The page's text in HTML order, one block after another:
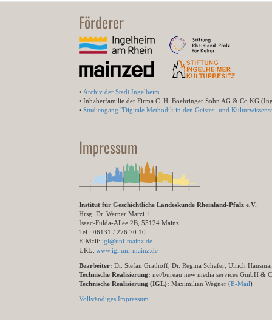
Förderer
• Archiv der Stadt Ingelheim
• Inhaberfamilie der Firma C. H. Boehringer Sohn AG & Co.KG
• Studiengang "Digitale Methodik in den Geistes- und
Impressum
Institut für Geschichtliche Landeskunde Rheinland-Pfalz e.V.
Hrsg. Dr. Werner Marzi †
Isaac-Fulda-Allee 2B, 55124 Mainz
Tel.: 06131 / 276 70 10
E-Mail: igl@uni-mainz.de
URL: www.igl.uni-mainz.de
Bearbeiter: Dr. Stefan Grathoff, Dr. Regina Schäfer, Ulrich
Technische Realisierung: net/bureau new media services GmbH &
Technische Realisierung (IGL): Maximilian Wegner (E-Mail)
Vollständiges Impressum